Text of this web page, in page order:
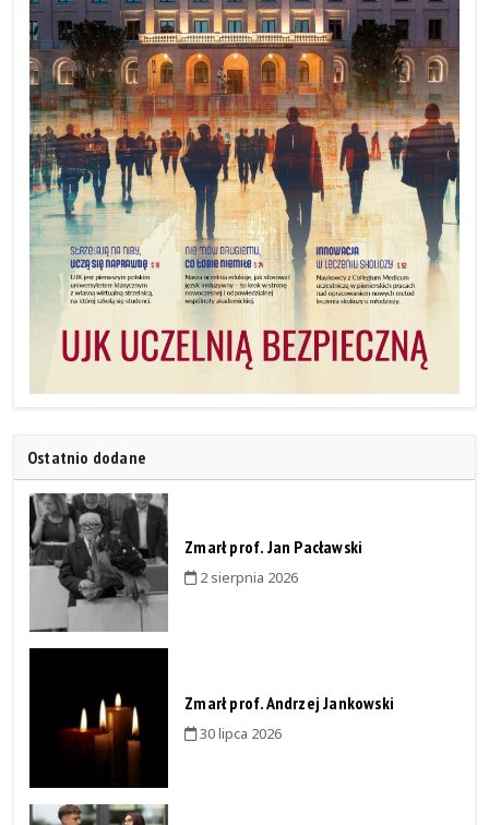
Ostatnio dodane
Zmarł prof. Jan Pacławski
2 sierpnia 2026
Zmarł prof. Andrzej Jankowski
30 lipca 2026